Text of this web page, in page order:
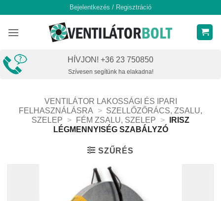
content
Bejelentkezés / Regisztráció
HÍVJON! +36 23 750850
Szívesen segítünk ha elakadna!
VENTILÁTOR LAKOSSÁGI ÉS IPARI
FELHASZNÁLÁSRA
> SZELLŐZŐRÁCS, ZSALU,
SZELEP
> FÉM ZSALU, SZELEP >
IRISZ
LÉGMENNYISÉG SZABÁLYZÓ
SZŰRÉS